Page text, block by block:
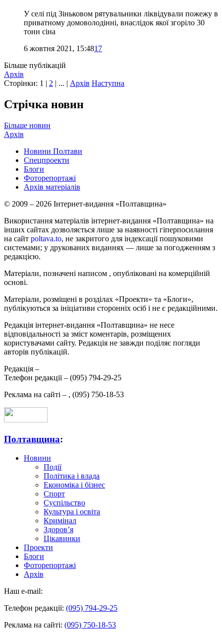
У селі під Зіньковом рятувальники ліквідували пожежу в
приватному домоволодінні, внаслідок якої згоріло 30
тонн сіна
6 жовтня 2021, 15:4817
Більше публікацій
Архів
Сторінки: 1 | 2 | ... | Архів Наступна
Стрічка новин
Більше новин
Архів
Новини Полтави
Спецпроекти
Блоги
Фоторепортажі
Архів матеріалів
© 2009 – 2026 Інтернет-видання «Полтавщина»
Використання матеріалів інтернет-видання «Полтавщина» на
інших сайтах дозволяється лише за наявності гіперпосилання
на сайт poltava.to, не закритого для індексації пошуковими
системами; у друкованих виданнях — лише за погодженням з
редакцією.
Матеріали, позначені написом , опубліковані на комерційній
основі.
Матеріали, розміщені в розділах «Проекти» та «Блоги»,
публікуються за ініціативи сторонніх осіб і не є редакційними.
Редакція інтернет-видання «Полтавщина» не несе
відповідальності за зміст коментарів, розміщених
користувачами сайту. Редакція не завжди поділяє погляди
авторів публікацій.
Редакція –
Телефон редакції – (095) 794-29-25
Реклама на сайті – , (095) 750-18-53
Полтавщина:
Новини
Події
Політика і влада
Економіка і бізнес
Спорт
Суспільство
Культура і освіта
Кримінал
Здоров’я
Цікавинки
Проекти
Блоги
Фоторепортажі
Архів
Наш e-mail:
Телефон редакції: (095) 794-29-25
Реклама на сайті: (095) 750-18-53